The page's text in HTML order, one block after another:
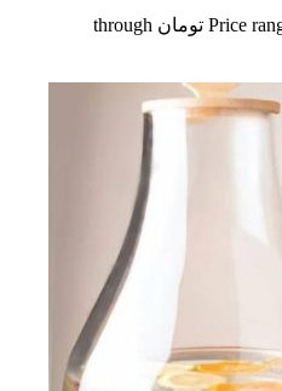
Price range: ۰ تومان through